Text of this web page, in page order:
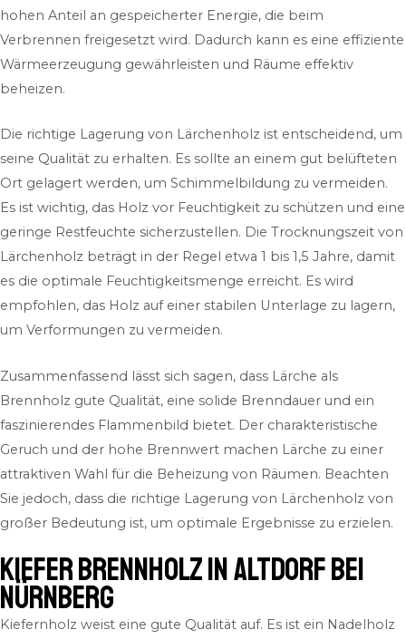
hohen Anteil an gespeicherter Energie, die beim
Verbrennen freigesetzt wird. Dadurch kann es eine effiziente
Wärmeerzeugung gewährleisten und Räume effektiv
beheizen.
Die richtige Lagerung von Lärchenholz ist entscheidend, um
seine Qualität zu erhalten. Es sollte an einem gut belüfteten
Ort gelagert werden, um Schimmelbildung zu vermeiden.
Es ist wichtig, das Holz vor Feuchtigkeit zu schützen und eine
geringe Restfeuchte sicherzustellen. Die Trocknungszeit von
Lärchenholz beträgt in der Regel etwa 1 bis 1,5 Jahre, damit
es die optimale Feuchtigkeitsmenge erreicht. Es wird
empfohlen, das Holz auf einer stabilen Unterlage zu lagern,
um Verformungen zu vermeiden.
Zusammenfassend lässt sich sagen, dass Lärche als
Brennholz gute Qualität, eine solide Brenndauer und ein
faszinierendes Flammenbild bietet. Der charakteristische
Geruch und der hohe Brennwert machen Lärche zu einer
attraktiven Wahl für die Beheizung von Räumen. Beachten
Sie jedoch, dass die richtige Lagerung von Lärchenholz von
großer Bedeutung ist, um optimale Ergebnisse zu erzielen.
Kiefer Brennholz in Altdorf bei
Nürnberg
Kiefernholz weist eine gute Qualität auf. Es ist ein Nadelholz